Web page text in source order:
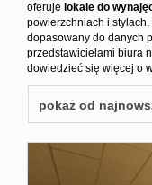
oferuje lokale do
powierzchniach i
dopasowany do danych
przedstawicielami biura
dowiedzieć się więcej o
pokaż od